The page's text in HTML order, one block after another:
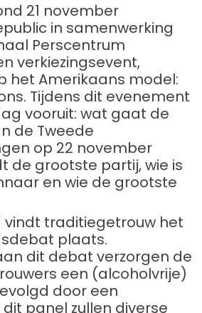
21 november
in samenwerking
Perscentrum
verkiezingsevent,
het Amerikaans model:
Tijdens dit evenement
vooruit: wat gaat de
de Tweede
op 22 november
de grootste partij, wie is
en wie de grootste
vindt traditiegetrouw het
plaats.
dit debat verzorgen de
een (alcoholvrije)
door een
panel zullen diverse